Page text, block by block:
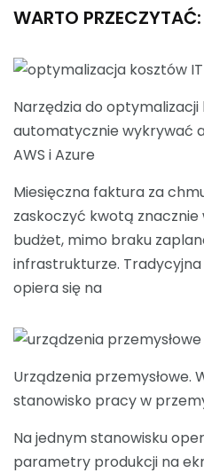
WARTO PRZECZYTAĆ:
Narzędzia do optymalizacji
automatycznie wykrywać
AWS i Azure
Miesięczna faktura za
zaskoczyć kwotą znacznie
budżet, mimo braku
infrastrukturze.
opiera się na
Urządzenia przemysłowe.
stanowisko pracy w
Na jednym stanowisku
parametry produkcji na